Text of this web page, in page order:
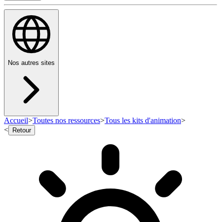
Nos autres sites
Accueil>Toutes nos ressources>Tous les kits d'animation>
<
Retour